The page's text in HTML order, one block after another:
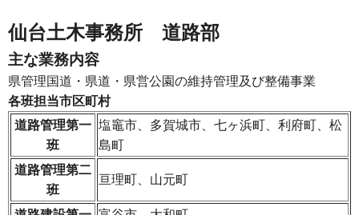
仙台土木事務所 道路部
主な業務内容
県管理国道・県道・県営公園の維持管理及び整備事業
各班担当市区町村
道路管理第一
班
塩竈市、多賀城市、七ヶ浜町、利府町、松
島町
道路管理第二
班
亘理町、山元町